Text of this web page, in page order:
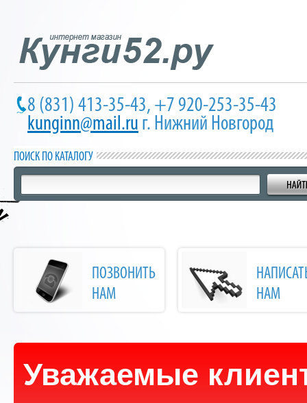
8 (831) 413-35-43, +7 920-253-35-43
kunginn@mail.ru г. Нижний Новгород
ПОИСК ПО КАТАЛОГУ
ПОЗВОНИТЬ
НАМ
НАМ
Уважаемые